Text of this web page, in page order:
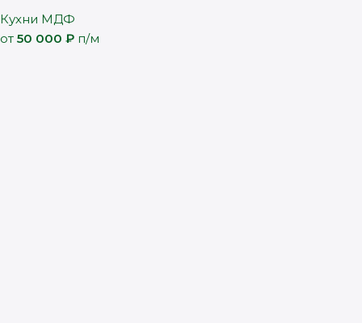
Кухни МДФ
от 50 000 ₽ п/м